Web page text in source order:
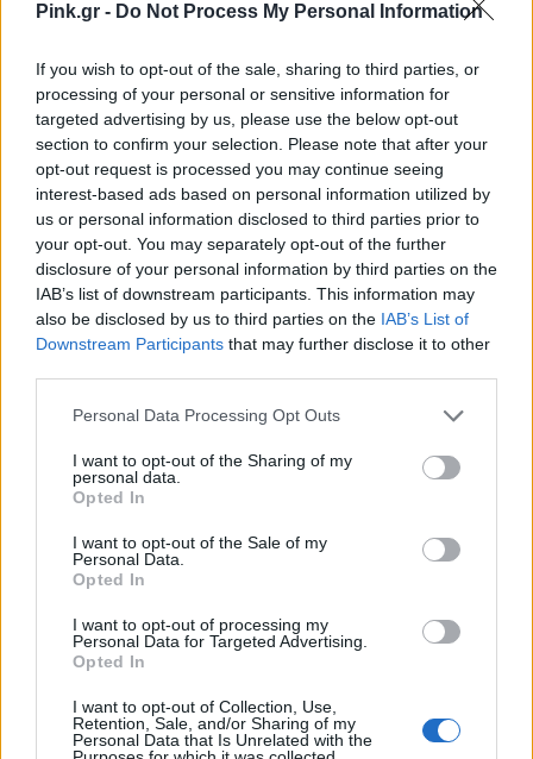
Pink.gr - Do Not Process My Personal Information
If you wish to opt-out of the sale, sharing to third parties, or
processing of your personal or sensitive information for
targeted advertising by us, please use the below opt-out
section to confirm your selection. Please note that after your
opt-out request is processed you may continue seeing
interest-based ads based on personal information utilized by
us or personal information disclosed to third parties prior to
your opt-out. You may separately opt-out of the further
disclosure of your personal information by third parties on the
IAB’s list of downstream participants. This information may
also be disclosed by us to third parties on the IAB’s List of
Downstream Participants that may further disclose it to other
Personal Data Processing Opt Outs
I want to opt-out of the Sharing of my
personal data.
Opted In
I want to opt-out of the Sale of my
Personal Data.
Opted In
I want to opt-out of processing my
Personal Data for Targeted Advertising.
Opted In
I want to opt-out of Collection, Use,
Retention, Sale, and/or Sharing of my
Personal Data that Is Unrelated with the
Ακολουθήστε το Pink.gr στο
μάθετε πρώτοιτα πιο hot νέα .
Ακολουθήστε το Pink.gr και στο